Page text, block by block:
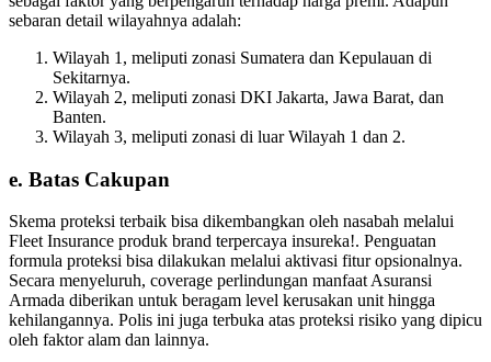
sebaran detail wilayahnya adalah:
Wilayah 1, meliputi zonasi Sumatera dan Kepulauan di
Sekitarnya.
Wilayah 2, meliputi zonasi DKI Jakarta, Jawa Barat, dan
Banten.
Wilayah 3, meliputi zonasi di luar Wilayah 1 dan 2.
e. Batas Cakupan
Skema proteksi terbaik bisa dikembangkan oleh nasabah melalui
Fleet Insurance produk brand terpercaya insureka!. Penguatan
formula proteksi bisa dilakukan melalui aktivasi fitur opsionalnya.
Secara menyeluruh, coverage perlindungan manfaat Asuransi
Armada diberikan untuk beragam level kerusakan unit hingga
kehilangannya. Polis ini juga terbuka atas proteksi risiko yang dipicu
oleh faktor alam dan lainnya.